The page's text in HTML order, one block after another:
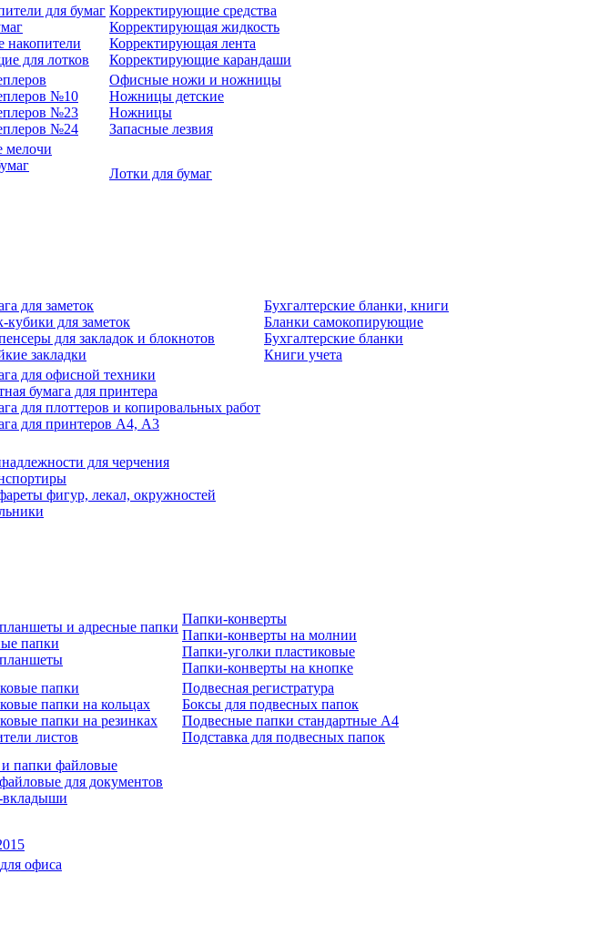
для бумаг
накопители
для лотков
Корректирующие средства
Корректирующая жидкость
Корректирующая лента
Корректирующие карандаши
№10
№23
№24
Офисные ножи и ножницы
Ножницы детские
Ножницы
Запасные лезвия
мелочи
Лотки для бумаг
для заметок
кубики для заметок
для закладок и блокнотов
закладки
Бухгалтерские бланки, книги
Бланки самокопирующие
Бухгалтерские бланки
Книги учета
для офисной техники
бумага для принтера
для плоттеров и копировальных работ
для принтеров А4, А3
для черчения
фигур, лекал, окружностей
и адресные папки
папки
Папки-конверты
Папки-конверты на молнии
Папки-уголки пластиковые
Папки-конверты на кнопке
папки
папки на кольцах
папки на резинках
листов
Подвесная регистратура
Боксы для подвесных папок
Подвесные папки стандартные А4
Подставка для подвесных папок
папки файловые
для документов
офиса